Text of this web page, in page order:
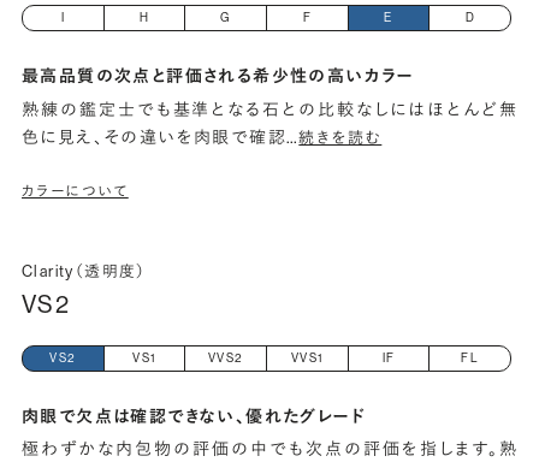
H G F E D
最高品質の次点と評価される希少性の高いカラー
熟練の鑑定士でも基準となる石との比較なしにはほとんど無
色に見え、その違いを肉眼で確認…続きを読む
カラーについて
Clarity（透明度）
VS2
VS2 VS1 VVS2 VVS1 IF FL
肉眼で欠点は確認できない、優れたグレード
極わずかな内包物の評価の中でも次点の評価を指します。熟